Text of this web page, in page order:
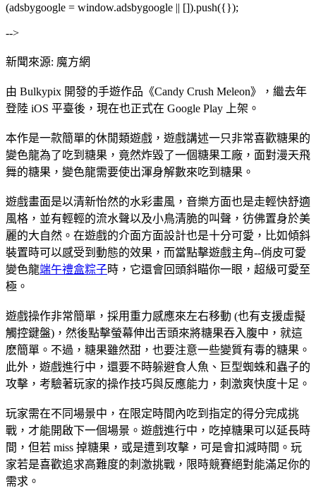
(adsbygoogle = window.adsbygoogle || []).push({});
-->
新聞來源: 魔方網
由 Bulkypix 開發的手遊作品《Candy Crush Meleon》，繼去年
登陸 iOS 平臺後，現在也正式在 Google Play 上架。
本作是一款簡單的休閒類遊戲，遊戲講述一只非常喜歡糖果的
變色龍為了吃到糖果，竟然炸毀了一個糖果工廠，面對漫天飛
舞的糖果，變色龍需要使出渾身解數來吃到糖果。
遊戲畫面是以清新怡然的水彩畫風，音樂方面也是走輕快舒適
風格，並有輕輕的流水聲以及小鳥清脆的叫聲，彷佛置身於美
麗的大自然。在遊戲的介面方面設計也是十分可愛，比如傾斜
裝置時可以感受到動態的效果，而當點擊遊戲主角--俏皮可愛
變色龍端午禮盒粽子時，它還會回頭斜瞄你一眼，超級可愛至
極。
遊戲操作非常簡單，採用重力感應來左右移動 (也有支援虛擬
觸控鍵盤)，然後點擊螢幕伸出舌頭來將糖果吞入腹中，就這
麽簡單。不過，糖果雖然甜，也要注意一些變質有毒的糖果。
此外，遊戲進行中，還要不時躲避食人魚、巨型蜘蛛和蟲子的
攻擊，考驗著玩家的操作技巧與反應能力，刺激爽快度十足。
玩家需在不同場景中，在限定時間內吃到指定的得分完成挑
戰，才能開啟下一個場景。遊戲進行中，吃掉糖果可以延長時
間，但若 miss 掉糖果，或是遭到攻擊，可是會扣減時間。玩
家若是喜歡追求高難度的刺激挑戰，限時競賽絕對能滿足你的
需求。